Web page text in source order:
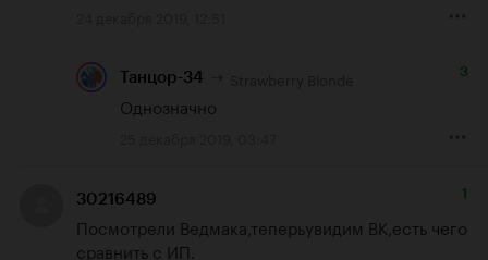
Танцор-34 3
Однозначно
30216489 1
Посмотрели Ведмака,теперьувидим ВК,есть чего
сравнить с ИП.